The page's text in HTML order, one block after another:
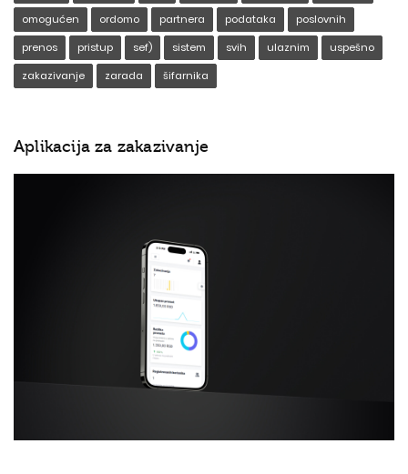
omogućen
ordomo partnera podataka
poslovnih
prenos
pristup sef) sistem svih ulaznim
uspešno
zakazivanje
zarada šifarnika
Aplikacija za zakazivanje